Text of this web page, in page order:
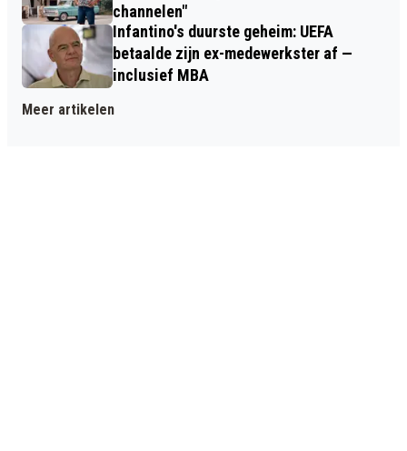
channelen"
Infantino's duurste geheim: UEFA
betaalde zijn ex-medewerkster af —
inclusief MBA
Meer artikelen